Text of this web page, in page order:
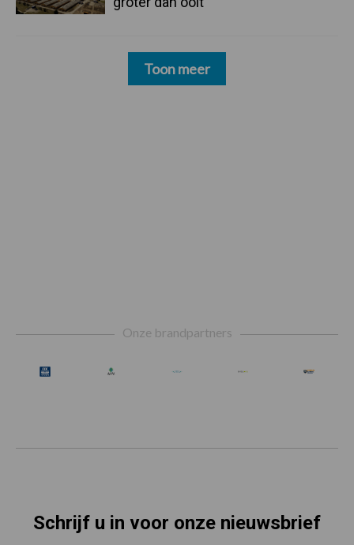
Toon meer
Onze brandpartners
Schrijf u in voor onze nieuwsbrief